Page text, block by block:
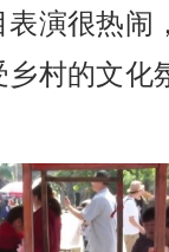
演很热闹
村的文化